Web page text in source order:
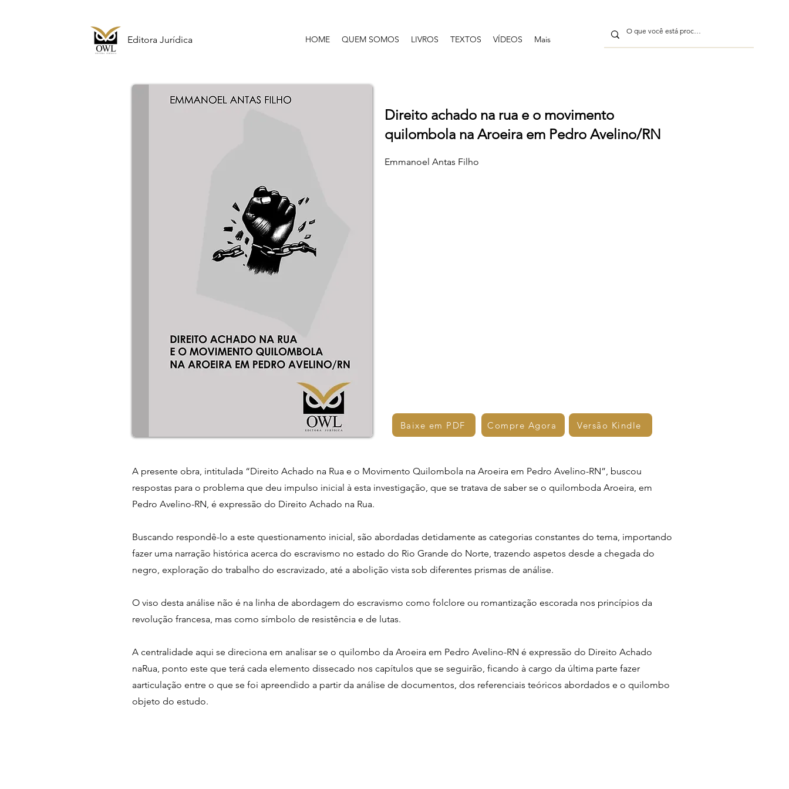
Editora Jurídica HOME QUEM SOMOS LIVROS TEXTOS VÍDEOS Mais
Direito achado na rua e o movimento
quilombola na Aroeira em Pedro Avelino/RN
Emmanoel Antas Filho
Baixe em PDF Compre Agora Versão Kindle
A presente obra, intitulada “Direito Achado na Rua e o Movimento Quilombola na Aroeira em Pedro Avelino-RN”, buscou
respostas para o problema que deu impulso inicial à esta investigação, que se tratava de saber se o quilomboda Aroeira, em
Pedro Avelino-RN, é expressão do Direito Achado na Rua.
Buscando respondê-lo a este questionamento inicial, são abordadas detidamente as categorias constantes do tema, importando
fazer uma narração histórica acerca do escravismo no estado do Rio Grande do Norte, trazendo aspetos desde a chegada do
negro, exploração do trabalho do escravizado, até a abolição vista sob diferentes prismas de análise.
O viso desta análise não é na linha de abordagem do escravismo como folclore ou romantização escorada nos princípios da
revolução francesa, mas como símbolo de resistência e de lutas.
A centralidade aqui se direciona em analisar se o quilombo da Aroeira em Pedro Avelino-RN é expressão do Direito Achado
naRua, ponto este que terá cada elemento dissecado nos capítulos que se seguirão, ficando à cargo da última parte fazer
aarticulação entre o que se foi apreendido a partir da análise de documentos, dos referenciais teóricos abordados e o quilombo
objeto do estudo.